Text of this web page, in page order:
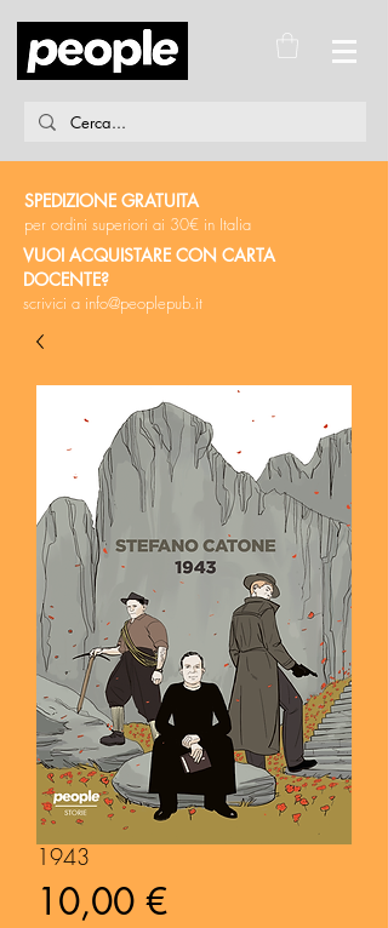
SPEDIZIONE GRATUITA
per ordini superiori ai 30€ in Italia
VUOI ACQUISTARE CON CARTA
DOCENTE?
scrivici a info@peoplepub.it
1943
10,00 €Prezzo